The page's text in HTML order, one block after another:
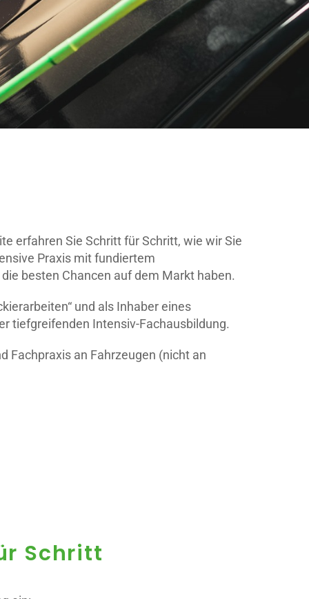
erfahren Sie Schritt für Schritt, wie wir Sie
Praxis mit fundiertem
besten Chancen auf dem Markt haben.
und als Inhaber eines
tiefgreifenden Intensiv-Fachausbildung.
Fachpraxis an Fahrzeugen (nicht an
Schritt